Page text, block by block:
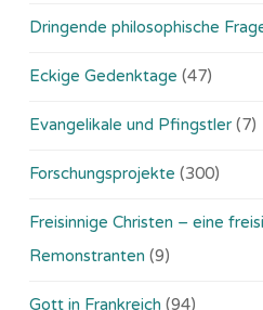
Dringende philosophische
Eckige Gedenktage (47)
Evangelikale und Pfingstler (7)
Forschungsprojekte (300)
Freisinnige Christen – eine
Remonstranten (9)
Gott in Frankreich (94)